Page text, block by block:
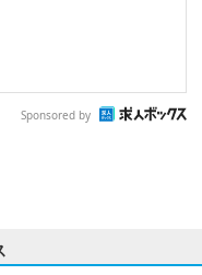
Sponsored by